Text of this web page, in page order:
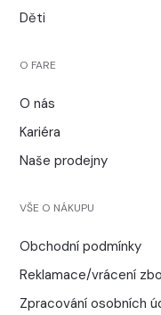
Děti
O FARE
O nás
Kariéra
Naše prodejny
VŠE O NÁKUPU
Obchodní podmínky
Reklamace/vrácení
Zpracování osobních